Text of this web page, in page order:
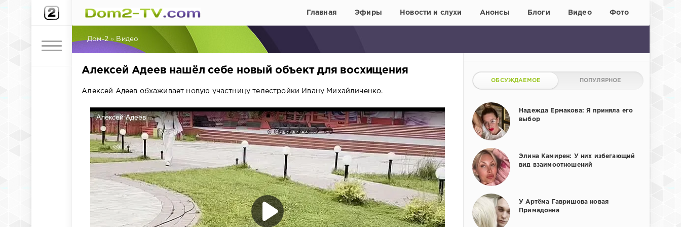
Главная Эфиры Новости и слухи Анонсы Блоги Видео Фото
Дом-2 » Видео
Алексей Адеев нашёл себе новый объект для восхищения
Алексей Адеев обхаживает новую участницу телестройки Ивану Михайличенко.
ОБСУЖДАЕМОЕ ПОПУЛЯРНОЕ
Надежда Ермакова: Я приняла его
выбор
Элина Камирен: У них избегающий
вид взаимоотношений
У Артёма Гавришова новая
Примадонна